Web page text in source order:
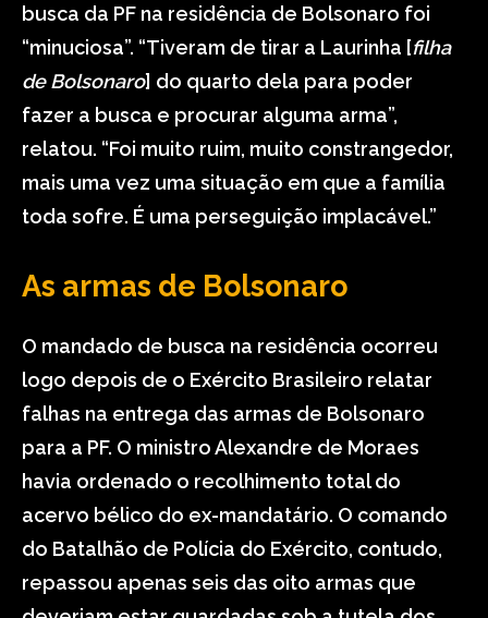
busca da PF na residência de Bolsonaro foi
“minuciosa”. “Tiveram de tirar a Laurinha [filha
de Bolsonaro] do quarto dela para poder
fazer a busca e procurar alguma arma”,
relatou. “Foi muito ruim, muito constrangedor,
mais uma vez uma situação em que a família
toda sofre. É uma perseguição implacável.”
As armas de Bolsonaro
O mandado de busca na residência ocorreu
logo depois de o Exército Brasileiro relatar
falhas na entrega das armas de Bolsonaro
para a PF. O ministro Alexandre de Moraes
havia ordenado o recolhimento total do
acervo bélico do ex-mandatário. O comando
do Batalhão de Polícia do Exército, contudo,
repassou apenas seis das oito armas que